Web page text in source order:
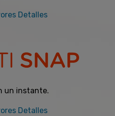
Detalles
un instante.
Detalles